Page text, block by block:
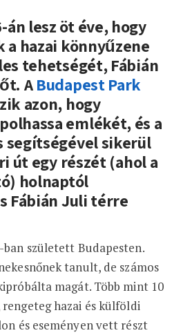
el Fábián Juliról a
án lesz öt éve, hogy
hazai könnyűzene
tehetségét, Fábián
ABudapest Park
azon, hogy
emlékét, és a
segítségével sikerül
út egy részét (ahol a
holnaptól
Fábián Juli térre
ban született Budapesten.
tanult, de számos
magát. Több mint 10
hazai és külföldi
és eseményen vett részt